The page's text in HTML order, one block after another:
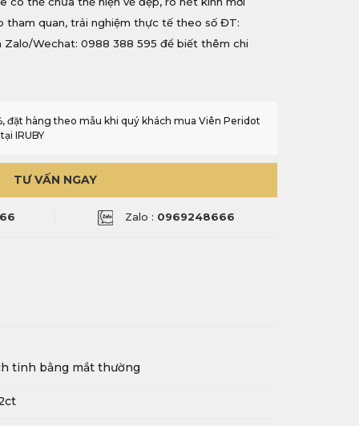
tham quan, trải nghiệm thực tế theo số ĐT:
Zalo/Wechat: 0988 388 595 để biết thêm chi
đặt hàng theo mẫu khi quý khách mua Viên Peridot
IRUBY
TƯ VẤN NGAY
Zalo : 0969248666
tinh bằng mắt thường